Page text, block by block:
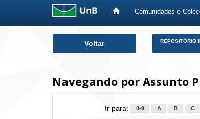
Comunidades e
Voltar REPOSITÓRIO
Navegando por Assunto
Ir para: 0-9 A B C